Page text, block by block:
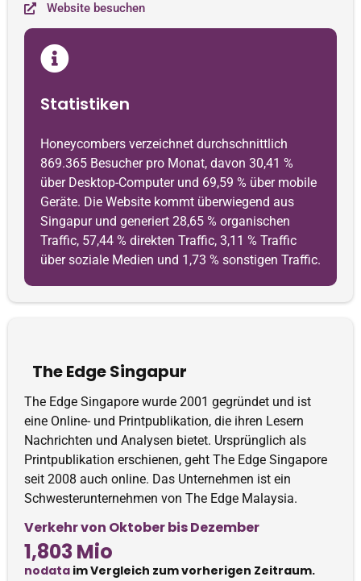
Website besuchen
Statistiken
Honeycombers verzeichnet durchschnittlich
869.365 Besucher pro Monat, davon 30,41 %
über Desktop-Computer und 69,59 % über mobile
Geräte. Die Website kommt überwiegend aus
Singapur und generiert 28,65 % organischen
Traffic, 57,44 % direkten Traffic, 3,11 % Traffic
über soziale Medien und 1,73 % sonstigen Traffic.
The Edge Singapur
The Edge Singapore wurde 2001 gegründet und ist
eine Online- und Printpublikation, die ihren Lesern
Nachrichten und Analysen bietet. Ursprünglich als
Printpublikation erschienen, geht The Edge Singapore
seit 2008 auch online. Das Unternehmen ist ein
Schwesterunternehmen von The Edge Malaysia.
Verkehr von Oktober bis Dezember
1,803 Mio
nodata im Vergleich zum vorherigen Zeitraum.